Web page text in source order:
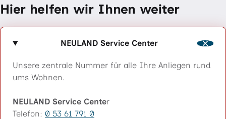
Hier helfen wir Ihnen weiter
NEULAND Service Center
Unsere zentrale Nummer für alle Ihre Anliegen rund
ums Wohnen.
NEULAND Service Center
Telefon: 0 53 61 791 0